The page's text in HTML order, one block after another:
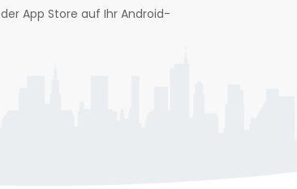
App Store auf Ihr Android-